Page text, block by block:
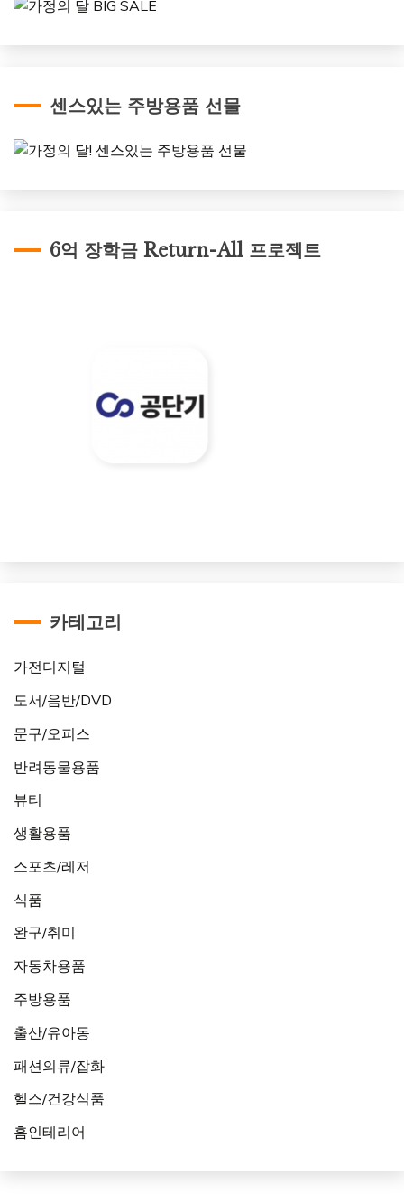
센스있는 주방용품 선물
6억 장학금 Return-All 프로젝트
카테고리
가전디지털
도서/음반/DVD
문구/오피스
반려동물용품
뷰티
생활용품
스포츠/레저
식품
완구/취미
자동차용품
주방용품
출산/유아동
패션의류/잡화
헬스/건강식품
홈인테리어